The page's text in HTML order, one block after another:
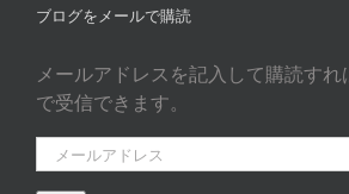
ブログをメールで購読
メールアドレスを記入して購読す
で受信できます。
ー